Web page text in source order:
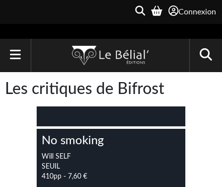
Connexion
Le Bélial'
Une Heure-Lumière
Archive du Futur
Les critiques de Bifrost
No smoking
Will SELF
SEUIL
410pp - 7,60 €